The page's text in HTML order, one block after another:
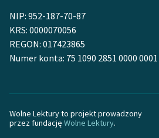
Lektur
O nas
O projekcie
Zespół
NIP: 952-187-70-87
KRS: 0000070056
REGON: 017423865
Numer konta: 75 1090 2851 0000
Wolne Lektury to projekt prowadzony
przez fundację Wolne Lektury.